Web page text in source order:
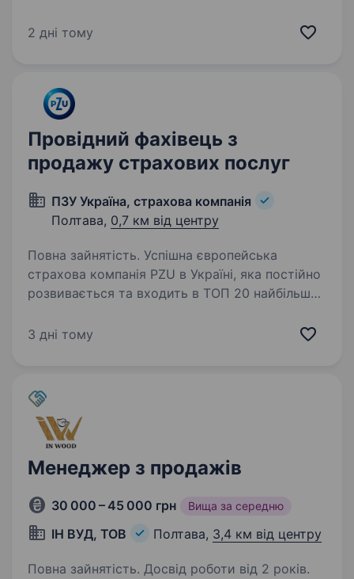
обов’язки: Робота із замовленнями
2 дні тому
Провідний фахівець з
продажу страхових послуг
ПЗУ Україна, страхова компанія
Полтава, 0,7 км від центру
Повна зайнятість. Успішна європейська
страхова компанія PZU в Україні, яка постійно
розвивається та входить в ТОП 20 найбільших
до своєї команди Провідного фахівця
3 дні тому
Менеджер з продажів
30 000 – 45 000 грн Вища за середню
ІН ВУД, ТОВ Полтава, 3,4 км від центру
Повна зайнятість. Досвід роботи від 2 років.